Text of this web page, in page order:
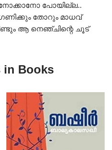
പോയില്ല..
തോറും മാധവ്
ആ നെഞ്ചിന്റെ ചൂട്
in Books